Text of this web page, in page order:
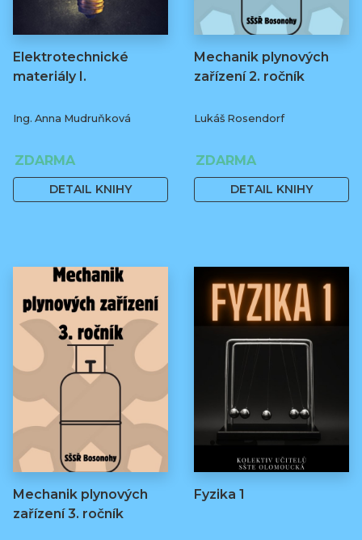
Elektrotechnické
materiály I.
Ing. Anna Mudruňková
ZDARMA
DETAIL KNIHY
Mechanik plynových
zařízení 2. ročník
Lukáš Rosendorf
ZDARMA
DETAIL KNIHY
Mechanik plynových
zařízení 3. ročník
Fyzika 1